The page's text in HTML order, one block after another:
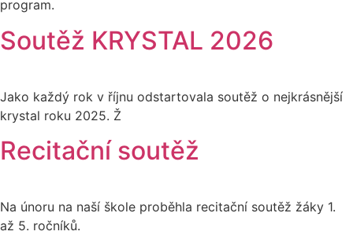
program.
Soutěž KRYSTAL 2026
Jako každý rok v říjnu odstartovala soutěž o nejkrásnější
krystal roku 2025. Ž
Recitační soutěž
Na únoru na naší škole proběhla recitační soutěž žáky 1.
až 5. ročníků.